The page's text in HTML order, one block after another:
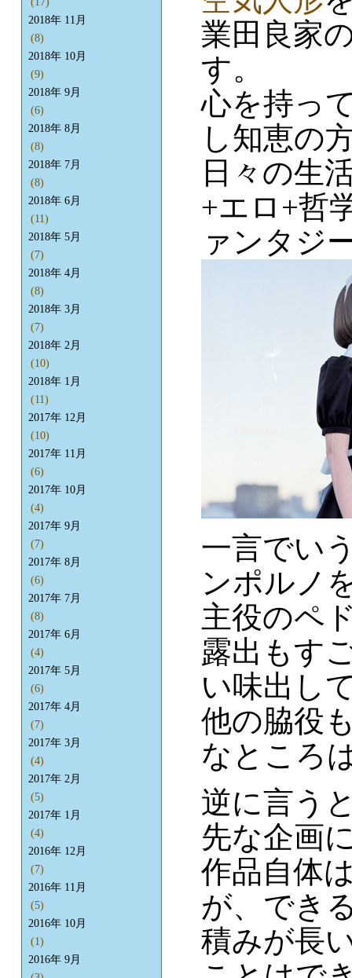
業田良家
す。
心を持っ
し知恵の
日々の生
+エロ+哲
ァンタジ
一言でい
ンポルノ
主役のペ
露出もす
い味出し
他の脇役
なところ
逆に言う
先な企画
作品自体
が、でき
積みが長
2018年 11月
(8)
2018年 10月
(9)
2018年 9月
(6)
2018年 8月
(8)
2018年 7月
(8)
2018年 6月
(11)
2018年 5月
(7)
2018年 4月
(8)
2018年 3月
(7)
2018年 2月
(10)
2018年 1月
(11)
2017年 12月
(10)
2017年 11月
(6)
2017年 10月
(4)
2017年 9月
(7)
2017年 8月
(6)
2017年 7月
(8)
2017年 6月
(4)
2017年 5月
(6)
2017年 4月
(7)
2017年 3月
(4)
2017年 2月
(5)
2017年 1月
(4)
2016年 12月
(7)
2016年 11月
(5)
2016年 10月
(1)
2016年 9月